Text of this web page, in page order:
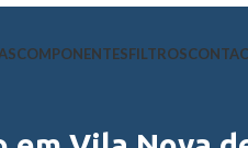
COMPONENTESFILTROS